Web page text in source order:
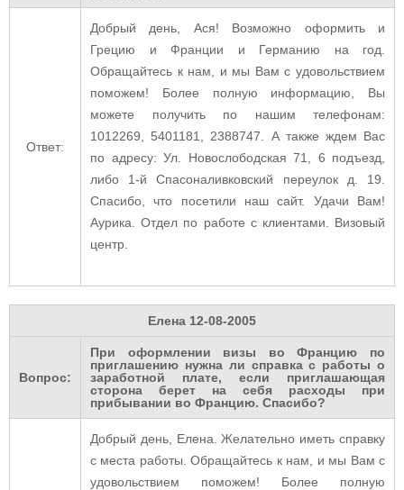
Ответ:
Добрый день, Ася! Возможно оформить и
Грецию и Франции и Германию на год.
Обращайтесь к нам, и мы Вам с удовольствием
поможем! Более полную информацию, Вы
можете получить по нашим телефонам:
1012269, 5401181, 2388747. А также ждем Вас
по адресу: Ул. Новослободская 71, 6 подъезд,
либо 1-й Спасоналивковский переулок д. 19.
Спасибо, что посетили наш сайт. Удачи Вам!
Аурика. Отдел по работе с клиентами. Визовый
центр.
Елена 12-08-2005
Вопрос:
При оформлении визы во Францию по
приглашению нужна ли справка с работы о
заработной плате, если приглашающая
сторона берет на себя расходы при
прибывании во Францию. Спасибо?
Добрый день, Елена. Желательно иметь справку
с места работы. Обращайтесь к нам, и мы Вам с
удовольствием поможем! Более полную